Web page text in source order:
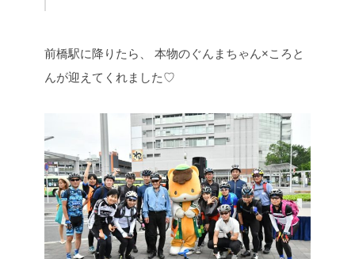
前橋駅に降りたら、
本物のぐんまちゃん×ころと
んが迎えてくれました♡